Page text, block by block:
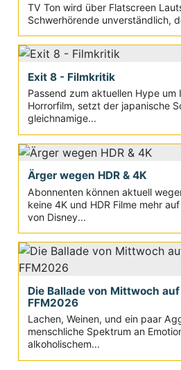
TV Ton wird über Flatscreen
Schwerhörende unverständlich,
Exit 8 - Filmkritik
Passend zum aktuellen Hype um
Horrorfilm, setzt der japanische
gleichnamige...
Ärger wegen HDR & 4K
Abonnenten können aktuell
keine 4K und HDR Filme mehr
von Disney...
Die Ballade von Mittwoch
FFM2026
Lachen, Weinen, und ein paar
menschliche Spektrum an
alkoholischem...